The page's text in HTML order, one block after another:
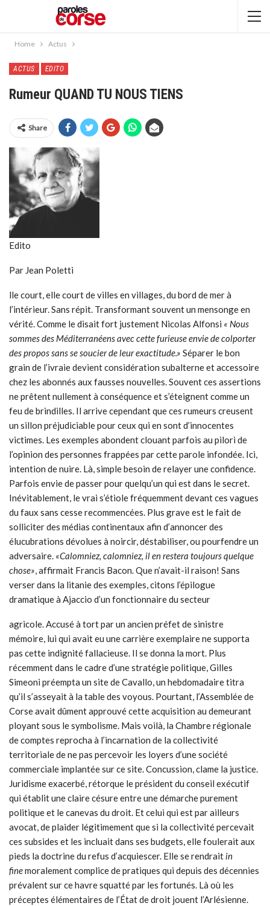
Home Actus
ACTUS EDITO
Rumeur QUAND TU NOUS TIENS
Share
Edito
Par Jean Poletti
lle court, elle court de villes en villages, du bord de mer à
l’intérieur. Sans répit. Transformant souvent un mensonge en
vérité. Comme le disait fort justement Nicolas Alfonsi « Nous
sommes des Méditerranéens avec cette furieuse envie de colporter
des propos sans se soucier de leur exactitude.» Séparer le bon
grain de l’ivraie devient considération subalterne et accessoire
chez les abonnés aux fausses nouvelles. Souvent ces assertions
ne prêtent nullement à conséquence et s’éteignent comme un
feu de brindilles. Il arrive cependant que ces rumeurs creusent
un sillon préjudiciable pour ceux qui en sont d’innocentes
victimes. Les exemples abondent clouant parfois au pilori de
l’opinion des personnes frappées par cette parole infondée. Ici,
intention de nuire. Là, simple besoin de relayer une confidence.
Parfois envie de passer pour quelqu’un qui est dans le secret.
Inévitablement, le vrai s’étiole fréquemment devant ces vagues
du faux sans cesse recommencées. Plus grave est le fait de
solliciter des médias continentaux afin d’annoncer des
élucubrations dévolues à noircir, déstabiliser, ou pourfendre un
adversaire. «Calomniez, calomniez, il en restera toujours quelque
chose», affirmait Francis Bacon. Que n’avait-il raison! Sans
verser dans la litanie des exemples, citons l’épilogue
dramatique à Ajaccio d’un fonctionnaire du secteur
agricole. Accusé à tort par un ancien préfet de sinistre
mémoire, lui qui avait eu une carrière exemplaire ne supporta
pas cette indignité fallacieuse. Il se donna la mort. Plus
récemment dans le cadre d’une stratégie politique, Gilles
Simeoni préempta un site de Cavallo, un hebdomadaire titra
qu’il s’asseyait à la table des voyous. Pourtant, l’Assemblée de
Corse avait dûment approuvé cette acquisition au demeurant
ployant sous le symbolisme. Mais voilà, la Chambre régionale
de comptes reprocha à l’incarnation de la collectivité
territoriale de ne pas percevoir les loyers d’une société
commerciale implantée sur ce site. Concussion, clame la justice.
Juridisme exacerbé, rétorque le président du conseil exécutif
qui établit une claire césure entre une démarche purement
politique et le canevas du droit. Et celui qui est par ailleurs
avocat, de plaider légitimement que si la collectivité percevait
ces subsides et les incluait dans ses budgets, elle foulerait aux
pieds la doctrine du refus d’acquiescer. Elle se rendraitin
finemoralement complice de pratiques qui depuis des décennies
prévalent sur ce havre squatté par les fortunés. Là où les
préceptes élémentaires de l’État de droit jouent l’Arlésienne.